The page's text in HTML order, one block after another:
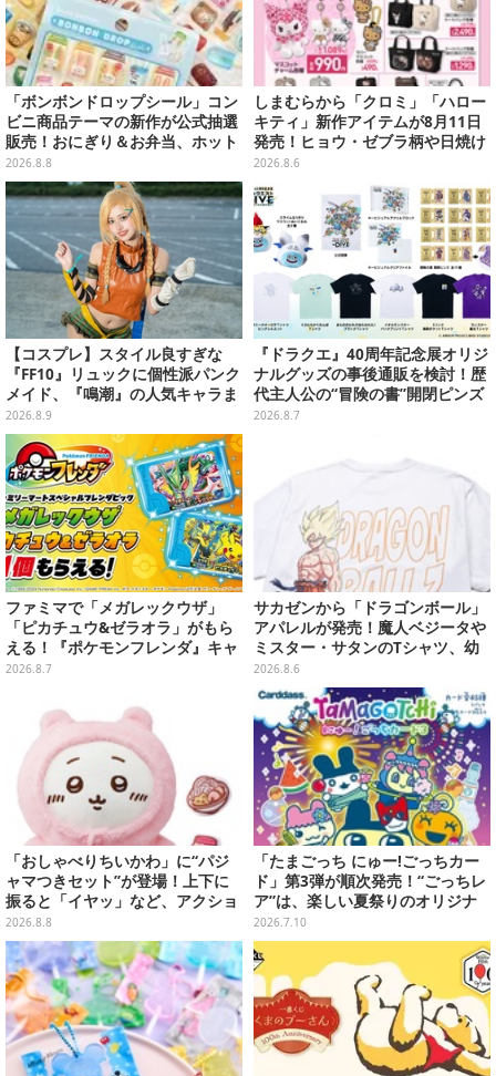
「ボンボンドロップシール」コン
ビニ商品テーマの新作が公式抽選
販売！おにぎり＆お弁当、ホット
スナックなど4種セット
2026.8.8
しまむらから「クロミ」「ハロー
キティ」新作アイテムが8月11日
発売！ヒョウ・ゼブラ柄や日焼け
デザインの可愛い雑貨・アパレル
など多数
2026.8.6
【コスプレ】スタイル良すぎな
『FF10』リュックに個性派パンク
メイド、『鳴潮』の人気キャラま
で「ワンフェス」美女レイヤー6
選【写真28枚】
2026.8.9
『ドラクエ』40周年記念展オリジ
ナルグッズの事後通販を検討！歴
代主人公の“冒険の書”開閉ピンズ
をはじめ、ユニークなＴシャツや
2026.8.7
ファミマで「メガレックウザ」
「ピカチュウ&ゼラオラ」がもら
える！『ポケモンフレンダ』キャ
ンペーンが8月11日開始
2026.8.7
サカゼンから「ドラゴンボール」
アパレルが発売！魔人ベジータや
ミスター・サタンのTシャツ、幼
少期悟空のパーカーなど幅広いデ
ザイン
2026.8.6
「おしゃべりちいかわ」に“パジ
ャマつきセット”が登場！上下に
振ると「イヤッ」など、アクショ
ンに応じて喋ってくれる
2026.8.8
「たまごっち にゅー!ごっちカー
ド」第3弾が順次発売！“ごっちレ
ア”は、楽しい夏祭りのオリジナ
ルアートに
2026.7.10